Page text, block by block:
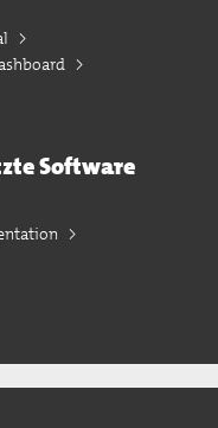
Software